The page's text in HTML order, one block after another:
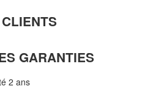
GARANTIES
2 ans